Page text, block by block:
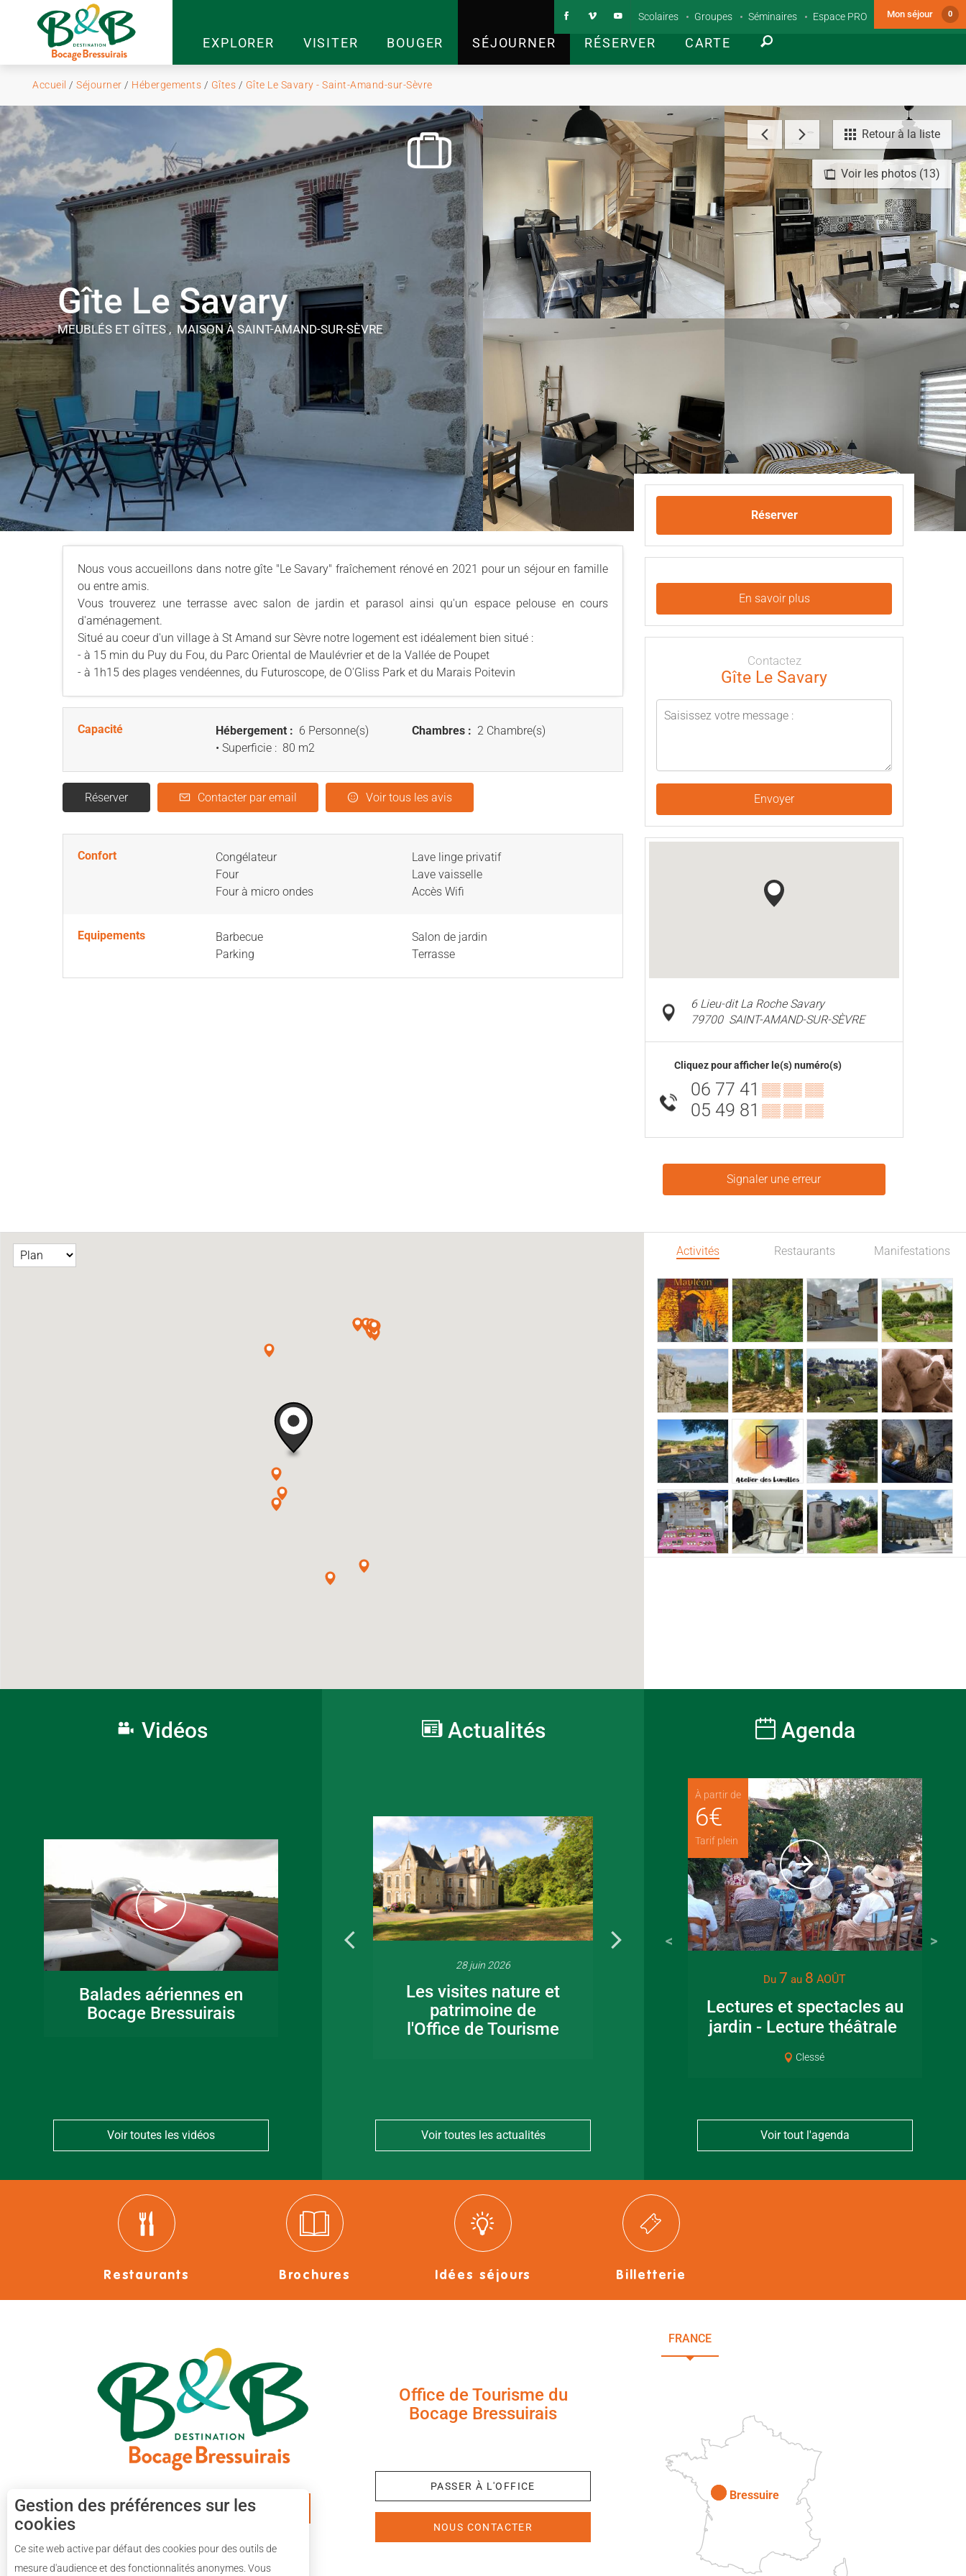
EXPLORER VISITER BOUGER SÉJOURNER RÉSERVER CARTE
Scolaires Groupes Séminaires Espace PRO Mon séjour 0
Accueil / Séjourner / Hébergements / Gîtes / Gîte Le Savary - Saint-Amand-sur-Sèvre
Voir les photos (13)
Retour à la liste
Gîte Le Savary
MEUBLÉS ET GÎTES , MAISONÀ SAINT-AMAND-SUR-SÈVRE
Nous vous accueillons dans notre gîte "Le Savary" fraîchement rénové en 2021 pour un séjour en famille
ou entre amis.
Vous trouverez une terrasse avec salon de jardin et parasol ainsi qu'un espace pelouse en cours
d'aménagement.
Situé au coeur d'un village à St Amand sur Sèvre notre logement est idéalement bien situé :
- à 15 min du Puy du Fou, du Parc Oriental de Maulévrier et de la Vallée de Poupet
- à 1h15 des plages vendéennes, du Futuroscope, de O'Gliss Park et du Marais Poitevin
Capacité Hébergement : 6 Personne(s)
• Superficie : 80 m2
Chambres : 2 Chambre(s)
Réserver Contacter par email Voir tous les avis
Confort
Congélateur
Four
Four à micro ondes
Lave linge privatif
Lave vaisselle
Accès Wifi
Equipements
Barbecue
Parking
Salon de jardin
Terrasse
Réserver
En savoir plus
Contactez
Gîte Le Savary
Envoyer
6 Lieu-dit La Roche Savary
79700 SAINT-AMAND-SUR-SÈVRE
Cliquez pour afficher le(s) numéro(s)
06 77 41 ▒▒ ▒▒ ▒▒
05 49 81 ▒▒ ▒▒ ▒▒
Signaler une erreur
Activités Restaurants Manifestations
Vidéos
Balades aériennes en
Bocage Bressuirais
Voir toutes les vidéos
Actualités
16 juin 2026
Fête de la musique
en Bocage
28 juin 2026
Les visites nature et
patrimoine de
l'Office de Tourisme
canoë en Bocage
Bressuirais
Voir toutes les actualités
Agenda
À partir de
6€
Tarif plein
Du 7 au 8 AOÛT
Lectures et spectacles au
jardin - Lecture théâtrale
Clessé
Voir tout l'agenda
Restaurants Brochures Idées séjours Billetterie
APPLICATION MOBILE
Office de Tourisme du
Bocage Bressuirais
PASSER À L'OFFICE
NOUS CONTACTER
FRANCE
Bressuire
Gestion des préférences sur les
cookies
Ce site web active par défaut des cookies pour des outils de
mesure d'audience et des fonctionnalités anonymes. Vous